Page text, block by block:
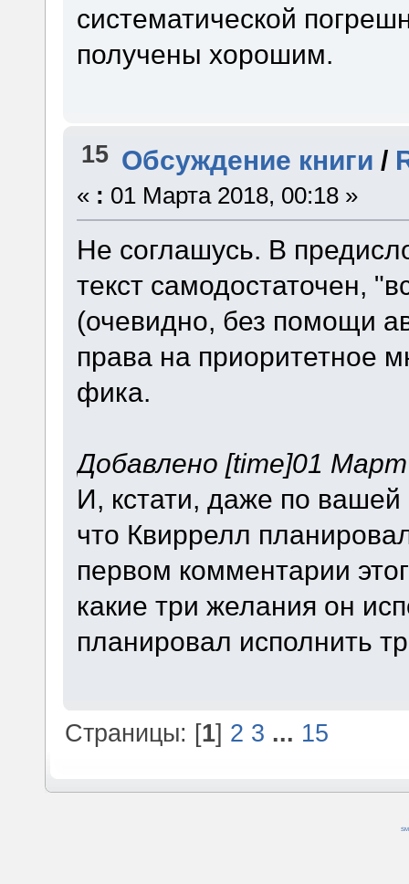
систематической
получены хорошим.
15 Обсуждение книги /
« : 01 Марта 2018, 00:18 »
Не соглашусь. В
текст самодостаточен,
(очевидно, без помощи
права на приоритетное
фика.
Добавлено [time]01
И, кстати, даже по
что Квиррелл
первом комментарии
какие три желания он
планировал исполнить
Страницы: [1] 2 3 ... 15